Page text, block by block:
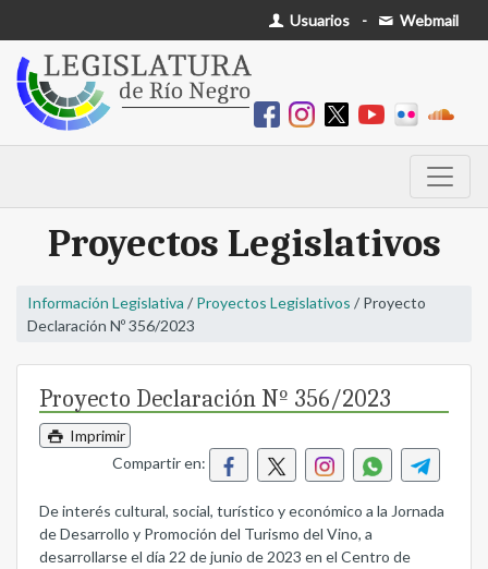
Usuarios - Webmail
Proyectos Legislativos
Información Legislativa / Proyectos Legislativos / Proyecto
Declaración Nº 356/2023
Proyecto Declaración Nº 356/2023
Imprimir
Compartir en:
De interés cultural, social, turístico y económico a la Jornada
de Desarrollo y Promoción del Turismo del Vino, a
desarrollarse el día 22 de junio de 2023 en el Centro de